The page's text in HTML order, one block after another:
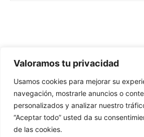
Valoramos tu privacidad
Usamos cookies para mejorar su
navegación, mostrarle anuncios o
personalizados y analizar nuestro
“Aceptar todo” usted da su
de las cookies.
Redes Cristianas
Una mirada alternativa sobre la Iglesia católica
- Colectivos de Redes Cristianas